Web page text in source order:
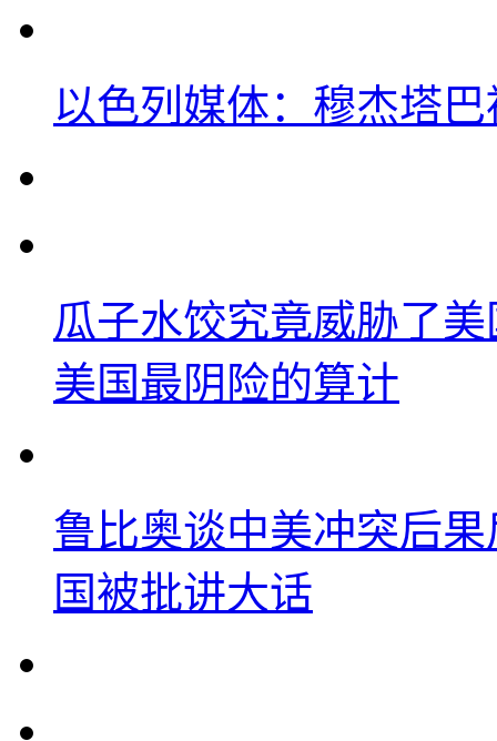
以色列媒体：穆杰塔
瓜子水饺究竟威胁了
美国最阴险的算计
鲁比奥谈中美冲突后
国被批讲大话